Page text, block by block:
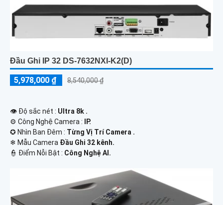
Đầu Ghi IP 32 DS-7632NXI-K2(D)
5,978,000 ₫ 8,540,000 ₫
👁 Độ sắc nét : Ultra 8k .
⚙ Công Nghệ Camera : IP.
✪ Nhìn Ban Đêm : Từng Vị Trí Camera .
❄ Mẫu Camera Đầu Ghi 32 kênh.
️👮 Điểm Nỗi Bật : Công Nghệ AI.